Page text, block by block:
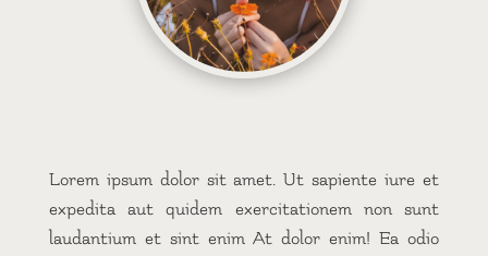
Lorem ipsum dolor sit amet. Ut sapiente iure et
expedita aut quidem exercitationem non sunt
laudantium et sint enim At dolor enim! Ea odio